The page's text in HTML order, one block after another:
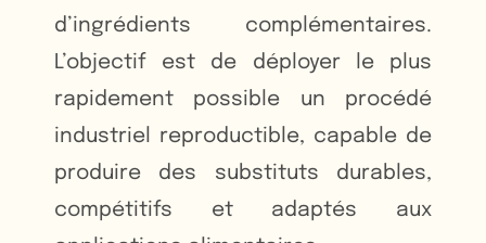
d’ingrédients complémentaires.
L’objectif est de déployer le plus
rapidement possible un procédé
industriel reproductible, capable de
produire des substituts durables,
compétitifs et adaptés aux